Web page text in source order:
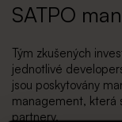
SATPO
Tým zkušených
jednotlivé
jsou poskytovány
management, která
partnery.